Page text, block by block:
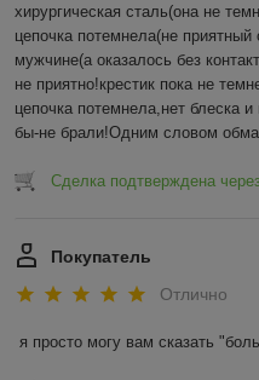
хирургическая сталь(она не
цепочка потемнела(не
мужчине(а оказалось без
не приятно!крестик пока не
цепочка потемнела,нет блеска
бы-не брали!Одним словом
Сделка подтверждена
Покупатель
Отлично
я просто могу вам сказать